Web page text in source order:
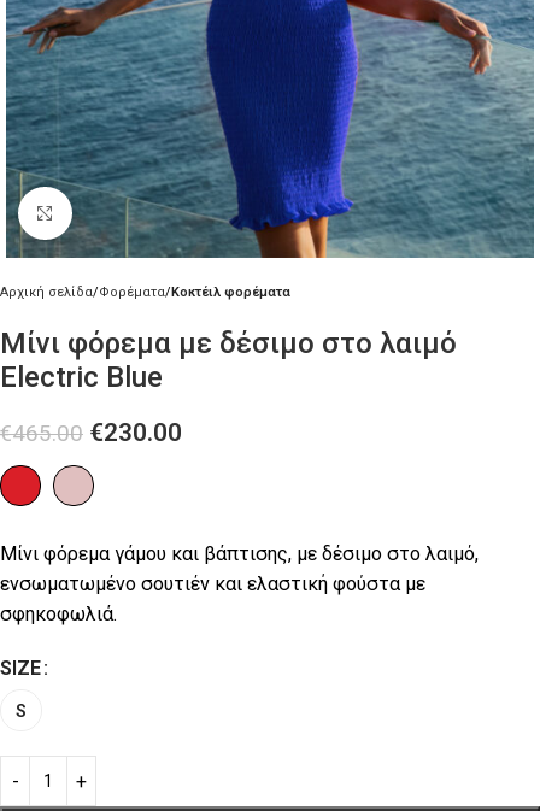
Κλικ για μεγέθυνση
Αρχική σελίδα Φορέματα Κοκτέιλ φορέματα
Μίνι φόρεμα με δέσιμο στο λαιμό
Electric Blue
€465.00 €230.00
Μίνι φόρεμα γάμου και βάπτισης, με δέσιμο στο λαιμό,
ενσωματωμένο σουτιέν και ελαστική φούστα με
σφηκοφωλιά.
SIZE
S